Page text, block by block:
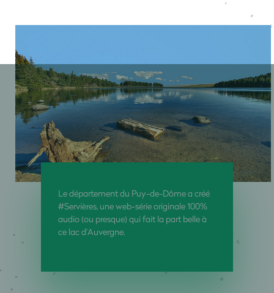
Le département du Puy-de-Dôme a créé
#Servières, une web-série originale 100%
audio (ou presque) qui fait la part belle à
ce lac d'Auvergne.